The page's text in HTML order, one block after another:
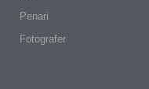
Penari
Fotografer